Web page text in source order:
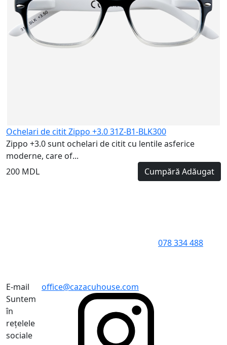
Ochelari de citit Zippo +3.0 31Z-B1-BLK300
Zippo +3.0 sunt ochelari de citit cu lentile asferice
moderne, care of...
200 MDL
Cumpără Adăugat
078 334 488
E-mail
office@cazacuhouse.com
Suntem
în
rețelele
sociale